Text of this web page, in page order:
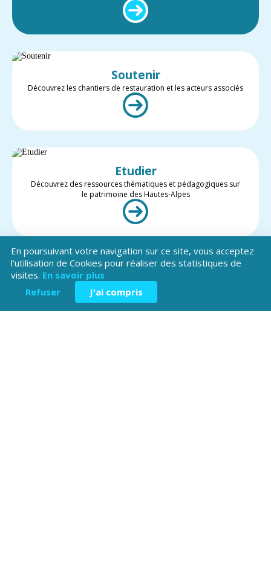
Soutenir
Découvrez les chantiers de restauration et les acteurs associés
Etudier
Découvrez des ressources thématiques et pédagogiques sur
le patrimoine des Hautes-Alpes
Valoriser
Restez informé des projets et des actualités du patrimoine des
Hautes-Alpes
En poursuivant votre navigation sur ce site, vous acceptez
l'utilisation de Cookies pour réaliser des statistiques de
visites. En savoir plus
Refuser
J'ai compris